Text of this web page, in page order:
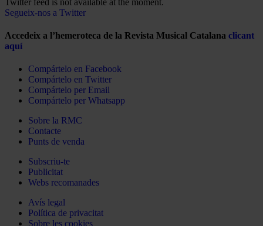
Segueix-nos a Twitter
Accedeix a l’hemeroteca de la Revista Musical Catalana clicant
aquí
Compártelo en Facebook
Compártelo en Twitter
Compártelo per Email
Compártelo per Whatsapp
Sobre la RMC
Contacte
Punts de venda
Subscriu-te
Publicitat
Webs recomanades
Avís legal
Política de privacitat
Sobre les cookies